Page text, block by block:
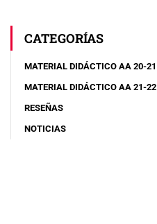
CATEGORÍAS
MATERIAL DIDÁCTICO AA 20-21
MATERIAL DIDÁCTICO AA 21-22
RESEÑAS
NOTICIAS